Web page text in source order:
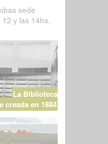
sede
y las 14hs.
La Biblioteca
creada en 1884